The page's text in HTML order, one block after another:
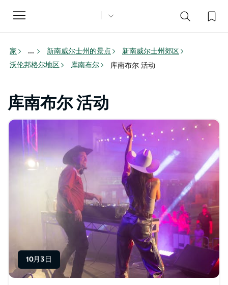
Toggle
navigation
家 ... 新南威尔士州的景点
新南威尔士州郊区
沃伦邦格尔地区
库南布尔 库南布尔 活动
库南布尔 活动
10月3日